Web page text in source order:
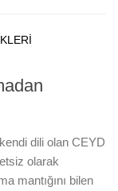
dili olan CEYD
olarak
mantığını bilen